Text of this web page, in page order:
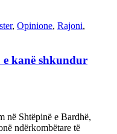
, Opinione, Rajoni,
kanë shkundur
në Shtëpinë e Bardhë,
ndërkombëtare të